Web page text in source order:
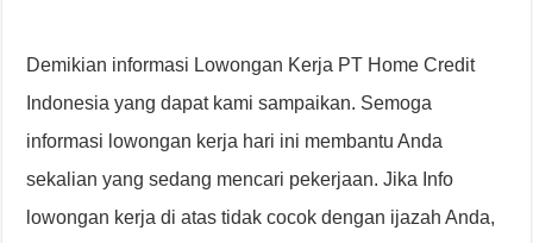
Demikian informasi Lowongan Kerja PT Home Credit
Indonesia yang dapat kami sampaikan. Semoga
informasi lowongan kerja hari ini membantu Anda
sekalian yang sedang mencari pekerjaan. Jika Info
lowongan kerja di atas tidak cocok dengan ijazah Anda,